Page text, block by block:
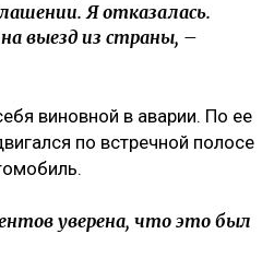
Я отказалась.
выезд из страны, –
виновной в аварии. По ее
по встречной полосе
уверена, что это был